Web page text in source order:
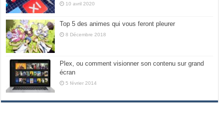
10 avril 2020
Top 5 des animes qui vous feront pleurer
8 Décembre 2018
Plex, ou comment visionner son contenu sur grand
écran
5 février 2014